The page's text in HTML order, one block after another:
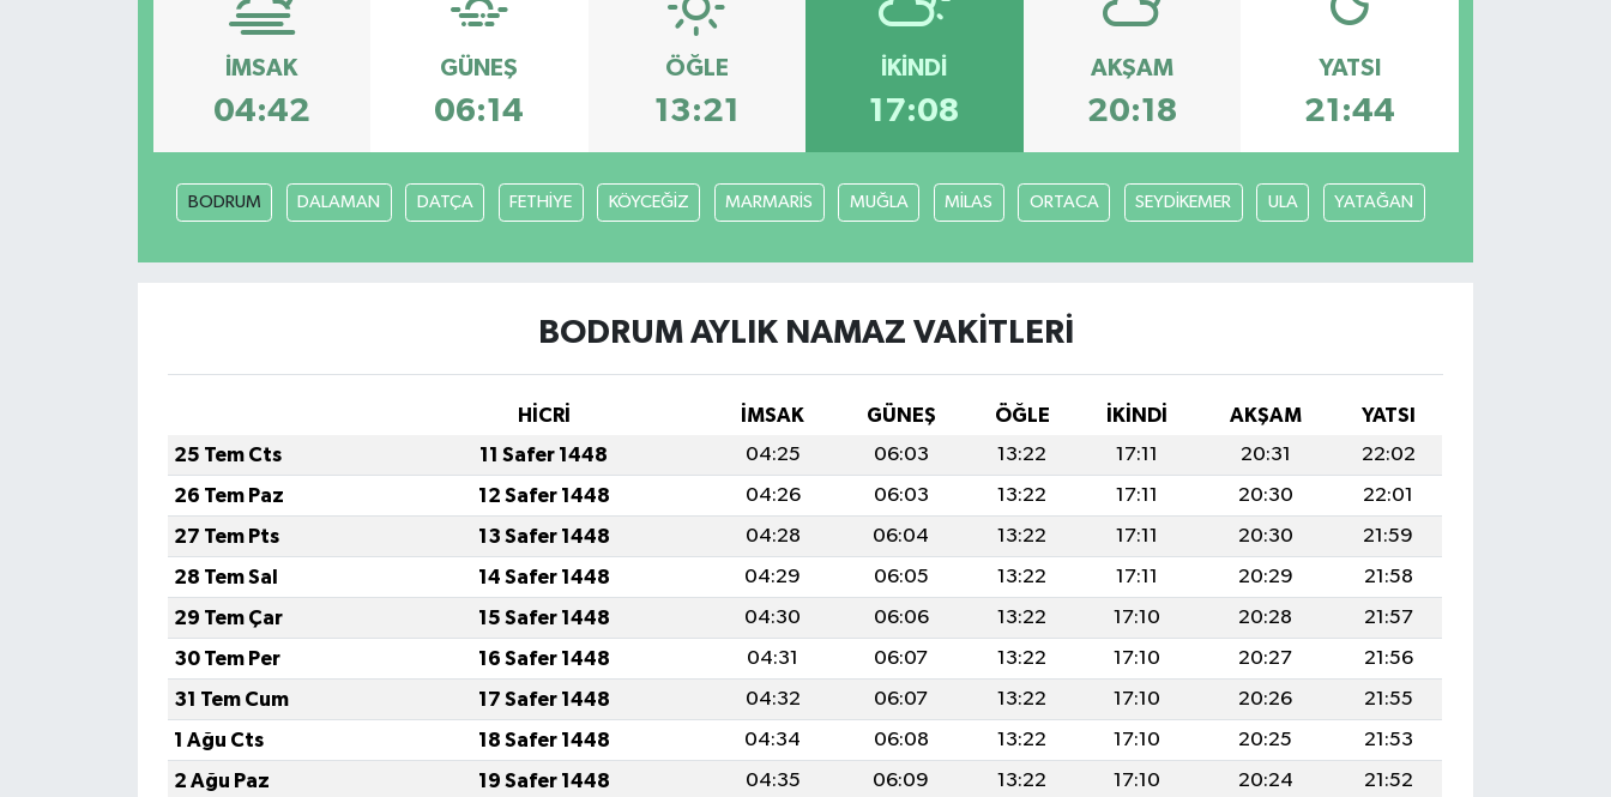
İMSAK
04:42
GÜNEŞ
06:14
ÖĞLE
13:21
İKINDI
17:08
AKŞAM
20:18
YATSI
21:44
BODRUM DALAMAN DATÇA FETHİYE KÖYCEĞİZ MARMARİS MUĞLA MİLAS ORTACA SEYDİKEMER ULA YATAĞAN
BODRUM AYLIK NAMAZ VAKITLERI
HİCRİ İMSAK GÜNEŞ ÖĞLE İKINDI AKŞAM
YATSI
25 Tem Cts
11 Safer 1448 04:25 06:03 13:22 17:11 20:31
22:02
26 Tem Paz
12 Safer 1448 04:26 06:03 13:22 17:11 20:30
22:01
27 Tem Pts
13 Safer 1448 04:28 06:04 13:22 17:11 20:30
21:59
28 Tem Sal
14 Safer 1448 04:29 06:05 13:22 17:11 20:29
21:58
29 Tem Çar
15 Safer 1448 04:30 06:06 13:22 17:10 20:28
21:57
30 Tem Per
16 Safer 1448 04:31 06:07 13:22 17:10 20:27
21:56
31 Tem Cum
17 Safer 1448 04:32 06:07 13:22 17:10 20:26
21:55
1 Ağu Cts
18 Safer 1448 04:34 06:08 13:22 17:10 20:25
21:53
2 Ağu Paz
19 Safer 1448 04:35 06:09 13:22 17:10 20:24
21:52
KÜLTÜR - SANAT
ÖZEL HABER